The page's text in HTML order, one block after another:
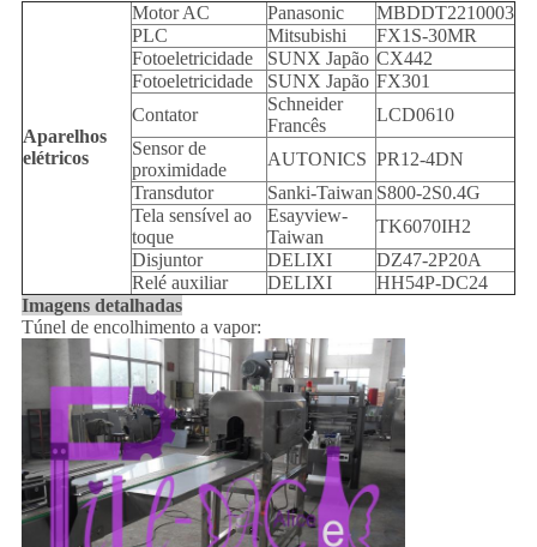
Aparelhos
elétricos
Motor AC Panasonic
MBDDT2210003
PLC
Mitsubishi
FX1S-30MR
Fotoeletricidade
SUNX Japão CX442
Fotoeletricidade
SUNX Japão FX301
Contator
Schneider
Francês
LCD0610
Sensor de
proximidade
AUTONICS PR12-4DN
Transdutor
Sanki-Taiwan S800-2S0.4G
Tela sensível ao
toque
Esayview-
Taiwan
TK6070IH2
Disjuntor
DELIXI
DZ47-2P20A
Relé auxiliar
DELIXI
HH54P-DC24
Imagens detalhadas
Túnel de encolhimento a vapor: